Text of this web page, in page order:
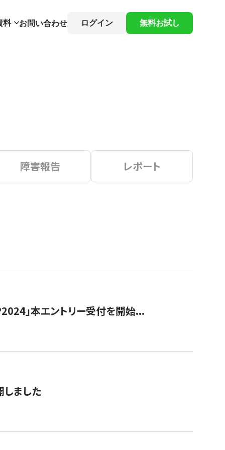
料 お問い合わせ ログイン 無料お試し
障害報告 レポート
」本エントリー受付を開始...
しました